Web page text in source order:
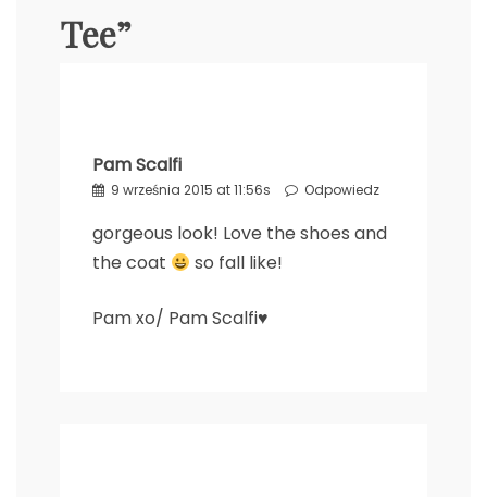
Tee”
Pam Scalfi
9 września 2015 at 11:56s Odpowiedz
gorgeous look! Love the shoes and
the coat
so fall like!
Pam xo/ Pam Scalfi♥